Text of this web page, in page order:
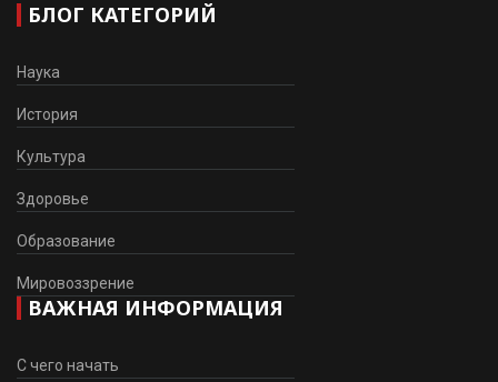
БЛОГ КАТЕГОРИЙ
Наука
История
Культура
Здоровье
Образование
Мировоззрение
ВАЖНАЯ ИНФОРМАЦИЯ
С чего начать